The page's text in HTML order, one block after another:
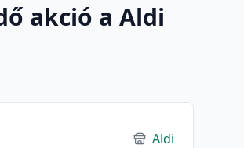
akció a Aldi
Aldi